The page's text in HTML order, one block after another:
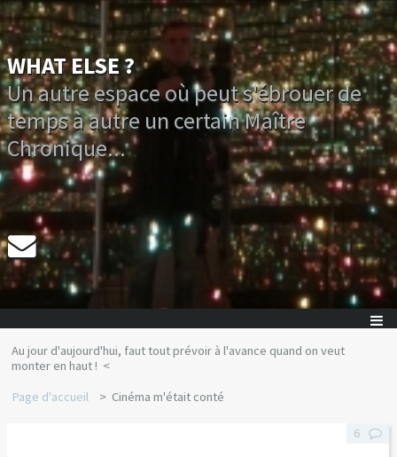
WHAT ELSE ?
Un autre espace où peut s'ébrouer de
temps à autre un certain Maître
Chronique...
Au jour d'aujourd'hui, faut tout prévoir à l'avance quand on veut
monter en haut !
Page d'accueil
Cinéma m'était conté
6